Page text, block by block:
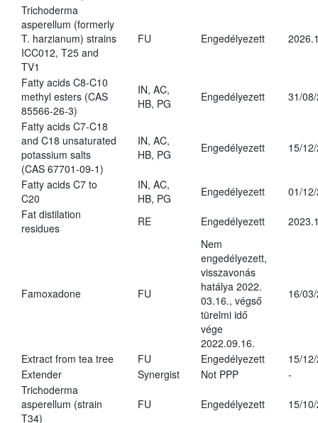
Trichoderma
asperellum (formerly
T. harzianum) strains
ICC012, T25 and
TV1
FU Engedélyezett
Fatty acids C8-C10
methyl esters (CAS
85566-26-3)
IN, AC,
HB, PG
Engedélyezett 31/
Fatty acids C7-C18
and C18 unsaturated
potassium salts
(CAS 67701-09-1)
IN, AC,
HB, PG
Engedélyezett 15/
Fatty acids C7 to
C20
IN, AC,
HB, PG
Engedélyezett
01/
Fat distilation
residues
RE Engedélyezett
Famoxadone FU
Nem
engedélyezett,
visszavonás
hatálya 2022.
03.16., végső
türelmi idő
vége
2022.09.16.
16/
Extract from tea tree FU Engedélyezett
15/
Extender
Synergist Not PPP
-
Trichoderma
asperellum (strain
T34)
FU Engedélyezett 15/